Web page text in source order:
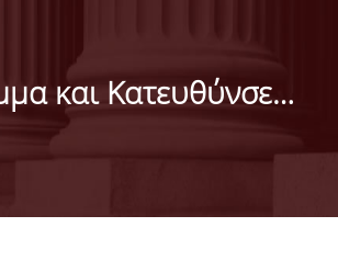
& ΕΠΙΚΟΙΝΩΝΙΑ
ΑΠΟΣΤΟΛΗ, ΑΞΙΕΣ, ΙΣΤΟΡΙΑ ΤΟΥ
Πρόγραμμα και Κατευθύνσεις Σπουδών